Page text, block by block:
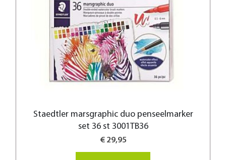
Staedtler marsgraphic duo penseelmarker
set 36 st 3001TB36
€ 29,95